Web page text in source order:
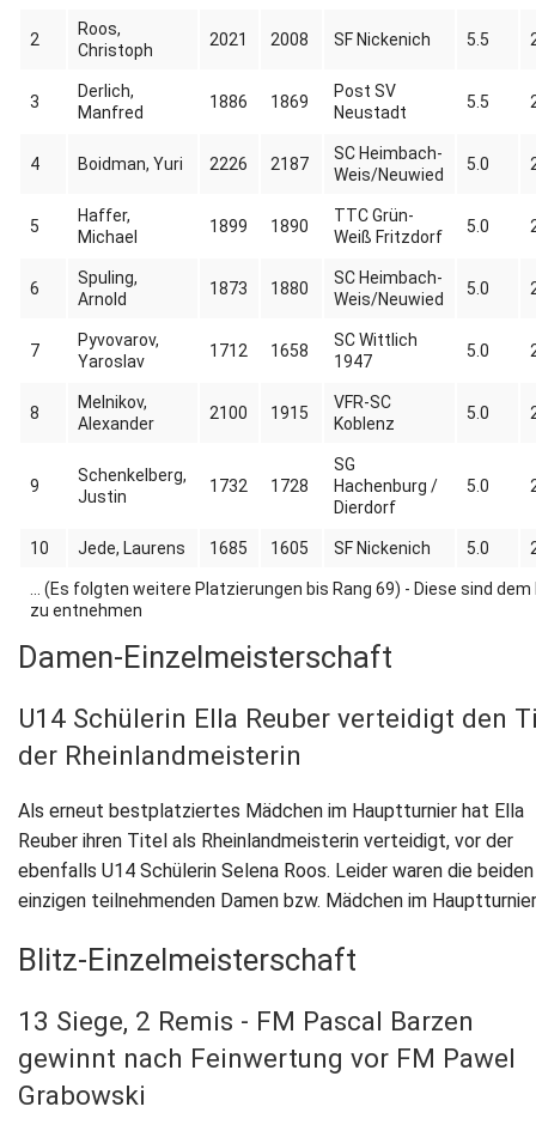
2
Roos,
Christoph
2021 2008 SF Nickenich 5.5
3
Derlich,
Manfred
1886 1869
Post SV
Neustadt
5.5
4 Boidman, Yuri 2226 2187
SC Heimbach-
Weis/Neuwied
5.0
5
Haffer,
Michael
1899 1890
TTC Grün-
Weiß Fritzdorf
5.0
6
Spuling,
Arnold
1873 1880
SC Heimbach-
Weis/Neuwied
5.0
7
Pyvovarov,
Yaroslav
1712 1658
SC Wittlich
1947
5.0
8
Melnikov,
Alexander
2100 1915
VFR-SC
Koblenz
5.0
9
Schenkelberg,
Justin
1732 1728
SG
Hachenburg /
Dierdorf
5.0
10 Jede, Laurens 1685 1605 SF Nickenich 5.0
... (Es folgten weitere Platzierungen bis Rang 69) - Diese sind dem
zu entnehmen
Damen-Einzelmeisterschaft
U14 Schülerin Ella Reuber verteidigt den
der Rheinlandmeisterin
Als erneut bestplatziertes Mädchen im Hauptturnier hat Ella
Reuber ihren Titel als Rheinlandmeisterin verteidigt, vor der
ebenfalls U14 Schülerin Selena Roos. Leider waren die
einzigen teilnehmenden Damen bzw. Mädchen im
Blitz-Einzelmeisterschaft
13 Siege, 2 Remis - FM Pascal Barzen
gewinnt nach Feinwertung vor FM Pawel
Grabowski